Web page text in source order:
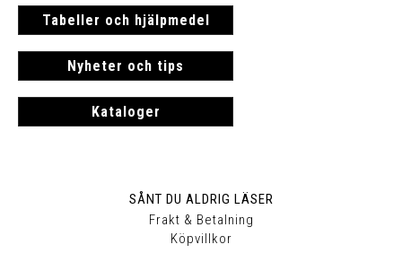
Tabeller och hjälpmedel
Nyheter och tips
Kataloger
SÅNT DU ALDRIG LÄSER
Frakt & Betalning
Köpvillkor